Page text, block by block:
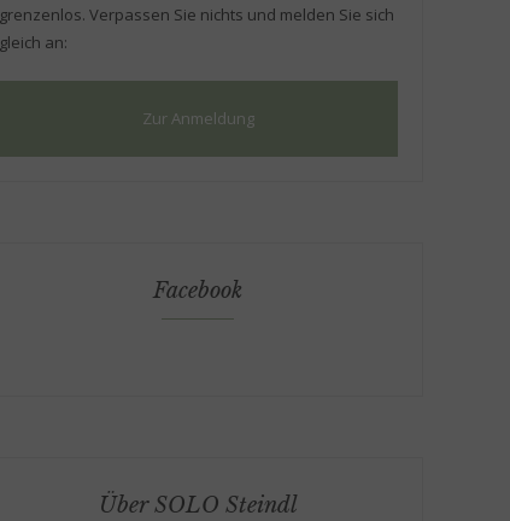
grenzenlos. Verpassen Sie nichts und melden Sie sich
gleich an:
Zur Anmeldung
Facebook
Über SOLO Steindl